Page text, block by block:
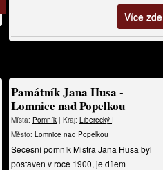
Více zde
Památník Jana Husa -
Lomnice nad Popelkou
Místa: Pomník | Kraj: Liberecký |
Město: Lomnice nad Popelkou
Secesní pomník Mistra Jana Husa byl
postaven v roce 1900, je dílem